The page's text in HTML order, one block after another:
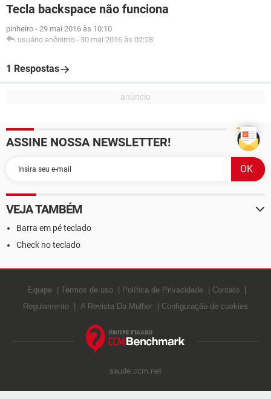
Tecla backspace não funciona
pinheiro - 29 mai 2016 às 10:10
usuário anônimo - 30 mai 2016 às 02:28
1 Respostas
ASSINE NOSSA NEWSLETTER!
VEJA TAMBÉM
Barra em pé teclado
Check no teclado
Equipe Termos de uso Política de Privacidade
Contato
Regulamento
A Revista Da Mulher Configuração de cookies
saude.ccm.net